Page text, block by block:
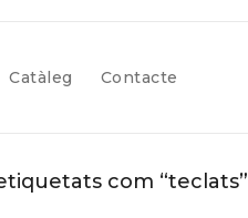
Catàleg Contacte
com “teclats”